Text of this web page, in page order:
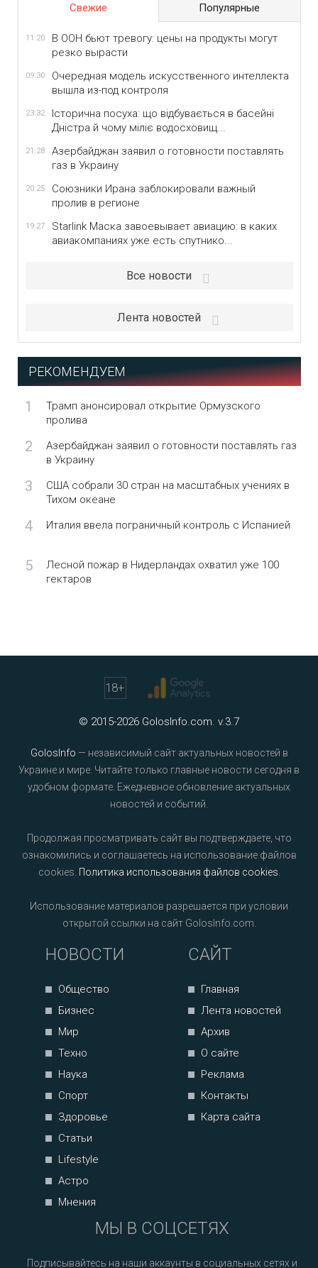
Свежие Популярные
11:20
В ООН бьют тревогу: цены на продукты могут
резко вырасти
09:30
Очередная модель искусственного интеллекта
вышла из-под контроля
23:32
Історична посуха: що відбувається в басейні
Дністра й чому міліє водосховищ...
21:28
Азербайджан заявил о готовности поставлять
газ в Украину
20:25
Союзники Ирана заблокировали важный
пролив в регионе
19:27
Starlink Маска завоевывает авиацию: в каких
авиакомпаниях уже есть спутнико...
Все новости
Лента новостей
РЕКОМЕНДУЕМ
1
Трамп анонсировал открытие Ормузского
пролива
2
Азербайджан заявил о готовности поставлять газ
в Украину
3
США собрали 30 стран на масштабных учениях в
Тихом океане
4 Италия ввела пограничный контроль с Испанией
5
Лесной пожар в Нидерландах охватил уже 100
гектаров
18+
© 2015-2026 GolosInfo.com. v.3.7
GolosInfo — независимый сайт актуальных новостей в
Украине и мире. Читайте только главные новости сегодня в
удобном формате. Ежедневное обновление актуальных
новостей и событий.
Продолжая просматривать сайт вы подтверждаете, что
ознакомились и соглашаетесь на использование файлов
cookies. Политика использования файлов cookies
Использование материалов разрешается при условии
открытой ссылки на сайт GolosInfo.com.
НОВОСТИ
Общество
Бизнес
Мир
Техно
Наука
Спорт
Здоровье
Статьи
Lifestyle
Астро
Мнения
САЙТ
Главная
Лента новостей
Архив
О сайте
Реклама
Контакты
Карта сайта
МЫ В СОЦСЕТЯХ
Подписывайтесь на наши аккаунты в социальных сетях и